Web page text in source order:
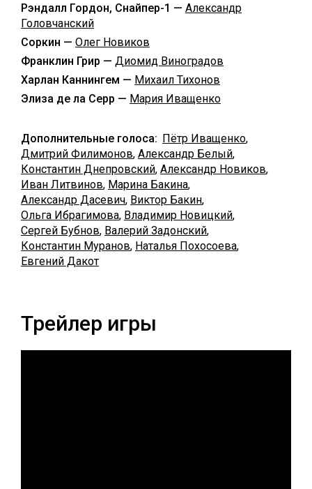
Рэндалл Гордон, Снайпер-1 — Александр
Головчанский
Соркин — Олег Новиков
Франклин Грир — Диомид Виноградов
Харлан Каннингем — Михаил Тихонов
Элиза де ла Серр — Мария Иващенко
Дополнительные голоса: Пётр Иващенко,
Дмитрий Филимонов, Александр Белый,
Константин Днепровский, Александр Новиков,
Иван Литвинов, Марина Бакина,
Александр Дасевич, Виктор Бакин,
Ольга Ибрагимова, Владимир Новицкий,
Сергей Бубнов, Валерий Задонский,
Константин Муранов, Наталья Похосоева,
Евгений Дакот
Трейлер игры